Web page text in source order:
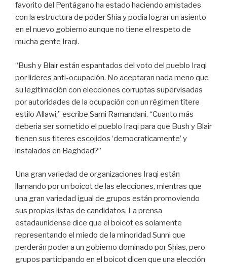
favorito del Pentágano ha estado haciendo amistades
con la estructura de poder Shia y podia lograr un asiento
en el nuevo gobierno aunque no tiene el respeto de
mucha gente Iraqi.
“Bush y Blair están espantados del voto del pueblo Iraqi
por lideres anti-ocupación. No aceptaran nada meno que
su legitimación con elecciones corruptas supervisadas
por autoridades de la ocupación con un régimen títere
estilo Allawi,” escribe Sami Ramandani. “Cuanto más
deberia ser sometido el pueblo Iraqi para que Bush y Blair
tienen sus titeres escojidos ‘democraticamente’ y
instalados en Baghdad?”
Una gran variedad de organizaciones Iraqi están
llamando por un boicot de las elecciones, mientras que
una gran variedad igual de grupos están promoviendo
sus propias listas de candidatos. La prensa
estadaunidense dice que el boicot es solamente
representando el miedo de la minoridad Sunni que
perderán poder a un gobierno dominado por Shias, pero
grupos participando en el boicot dicen que una elección